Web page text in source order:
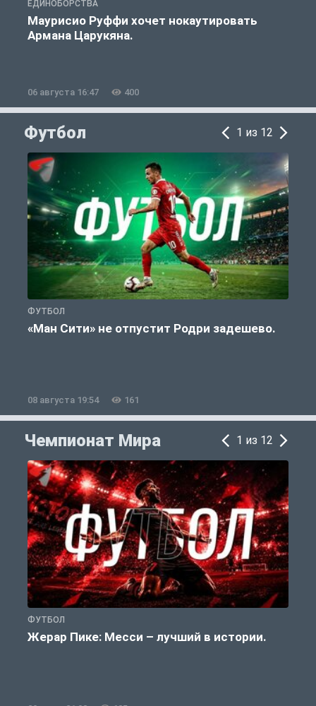
ЕДИНОБОРСТВА
Маурисио Руффи хочет нокаутировать
Армана Царукяна.
06 августа 16:47 400
Футбол 1 из 12
ФУТБОЛ
«Ман Сити» не отпустит Родри задешево.
08 августа 19:54 161
Чемпионат Мира 1 из 12
ФУТБОЛ
Жерар Пике: Месси – лучший в истории.